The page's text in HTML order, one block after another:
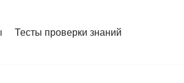
Тесты проверки знаний